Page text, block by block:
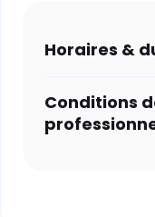
Horaires &
Conditions